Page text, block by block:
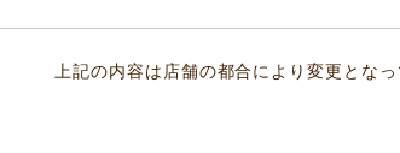
上記の内容は店舗の都合により変更とな